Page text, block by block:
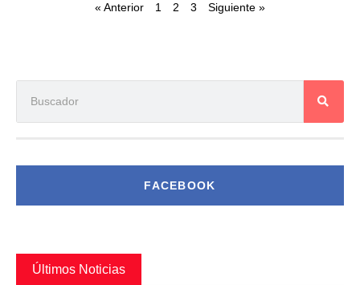
« Anterior 1 2 3 Siguiente »
FACEBOOK
Últimos Noticias